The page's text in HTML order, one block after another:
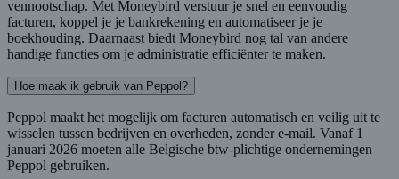
vennootschap. Met Moneybird verstuur je snel en eenvoudig
facturen, koppel je je bankrekening en automatiseer je je
boekhouding. Daarnaast biedt Moneybird nog tal van andere
handige functies om je administratie efficiënter te maken.
Hoe maak ik gebruik van Peppol?
Peppol maakt het mogelijk om facturen automatisch en veilig uit te
wisselen tussen bedrijven en overheden, zonder e-mail. Vanaf 1
januari 2026 moeten alle Belgische btw-plichtige ondernemingen
Peppol gebruiken.